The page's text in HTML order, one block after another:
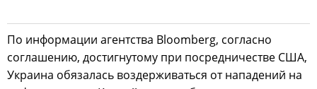
По информации агентства Bloomberg, согласно
соглашению, достигнутому при посредничестве США,
Украина обязалась воздерживаться от нападений на